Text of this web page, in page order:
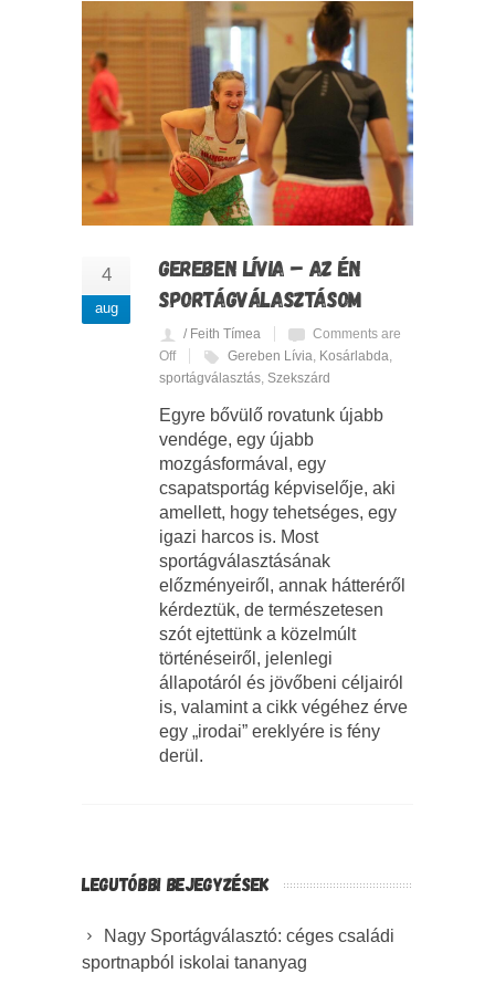
4
aug
GEREBEN LÍVIA – AZ ÉN
SPORTÁGVÁLASZTÁSOM
/ Feith Tímea
Comments are
Off
Gereben Lívia, Kosárlabda,
sportágválasztás, Szekszárd
Egyre bővülő rovatunk újabb
vendége, egy újabb
mozgásformával, egy
csapatsportág képviselője, aki
amellett, hogy tehetséges, egy
igazi harcos is. Most
sportágválasztásának
előzményeiről, annak hátteréről
kérdeztük, de természetesen
szót ejtettünk a közelmúlt
történéseiről, jelenlegi
állapotáról és jövőbeni céljairól
is, valamint a cikk végéhez érve
egy „irodai” ereklyére is fény
derül.
LEGUTÓBBI BEJEGYZÉSEK
Nagy Sportágválasztó: céges családi
sportnapból iskolai tananyag